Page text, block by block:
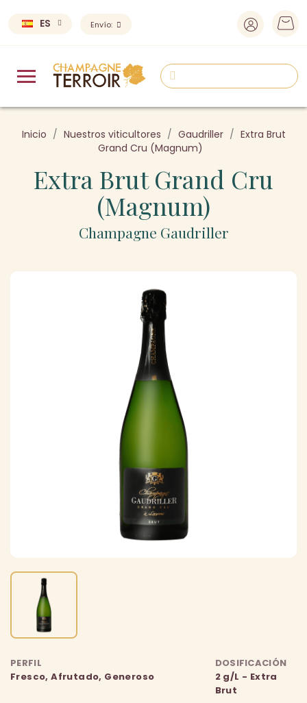
ES Envío:
Inicio Nuestros viticultores Gaudriller
Extra Brut
Grand Cru (Magnum)
Extra Brut Grand Cru
(Magnum)
Champagne Gaudriller
PERFIL
Fresco, Afrutado, Generoso
DOSIFICACIÓN
2 g/L - Extra
Brut